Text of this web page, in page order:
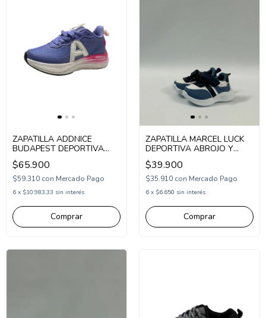
ZAPATILLA ADDNICE
BUDAPEST DEPORTIVA
CON CORDON 30-36
(1ADBUDA)
$65.900
$59.310 con Mercado Pago
6 x $10.983,33 sin interés
Comprar
ZAPATILLA MARCEL LUCK
DEPORTIVA ABROJO Y
ELASTICO 20-26 (MLUCK)
$39.900
$35.910 con Mercado Pago
6 x $6.650 sin interés
Comprar